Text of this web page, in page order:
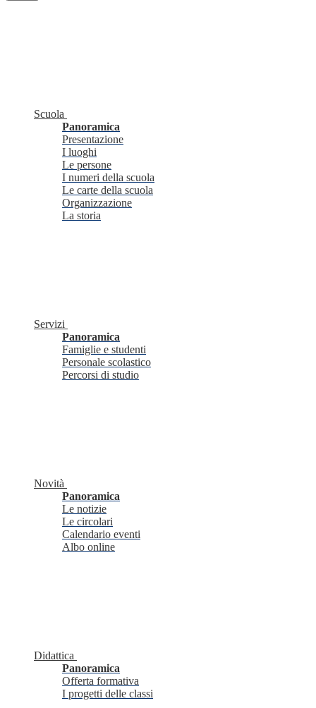
Scuola
Panoramica
Presentazione
I luoghi
Le persone
I numeri della scuola
Le carte della scuola
Organizzazione
La storia
Servizi
Panoramica
Famiglie e studenti
Personale scolastico
Percorsi di studio
Novità
Panoramica
Le notizie
Le circolari
Calendario eventi
Albo online
Didattica
Panoramica
Offerta formativa
I progetti delle classi